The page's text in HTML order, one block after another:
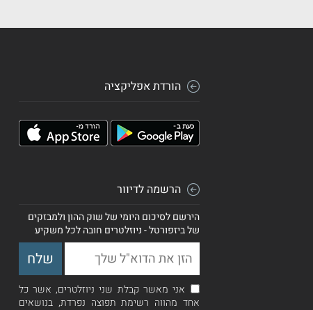
הורדת אפליקציה
הרשמה לדיוור
הירשם לסיכום היומי של שוק ההון ולמבזקים
של ביזפורטל - ניוזלטרים חובה לכל משקיע
אני מאשר קבלת שני ניוזלטרים, אשר כל
אחד מהווה רשימת תפוצה נפרדת, בנושאים